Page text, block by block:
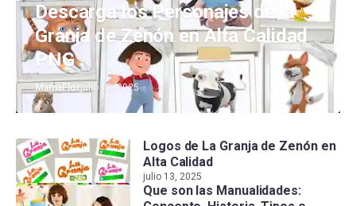
Descarga los Personajes de la
Granja de Zenón en Alta Calidad
PNG
MamaFlorjulio 13, 2025
Logos de La Granja de Zenón en
Alta Calidad
julio 13, 2025
Que son las Manualidades: